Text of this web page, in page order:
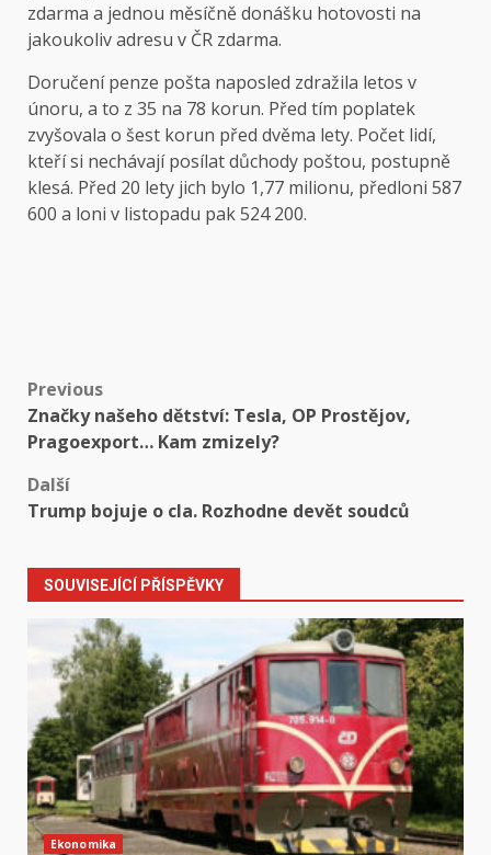
zdarma a jednou měsíčně donášku hotovosti na
jakoukoliv adresu v ČR zdarma.
Doručení penze pošta naposled zdražila letos v
únoru, a to z 35 na 78 korun. Před tím poplatek
zvyšovala o šest korun před dvěma lety. Počet lidí,
kteří si nechávají posílat důchody poštou, postupně
klesá. Před 20 lety jich bylo 1,77 milionu, předloni 587
600 a loni v listopadu pak 524 200.
Post
navigation
Previous
Značky našeho dětství: Tesla, OP Prostějov,
Pragoexport… Kam zmizely?
Další
Trump bojuje o cla. Rozhodne devět soudců
SOUVISEJÍCÍ PŘÍSPĚVKY
Ekonomika